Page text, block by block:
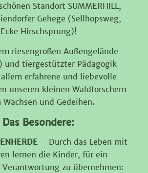
Standort SUMMERHILL,
Gehege (Sellhopsweg,
Ecke Hirschsprung)!
riesengroßen Außengelände
und tiergestützter Pädagogik
erfahrene und liebevolle
unseren kleinen Waldforschern
Wachsen und Gedeihen.
Das Besondere:
– Durch das Leben mit
lernen die Kinder, für ein
Verantwortung zu übernehmen: